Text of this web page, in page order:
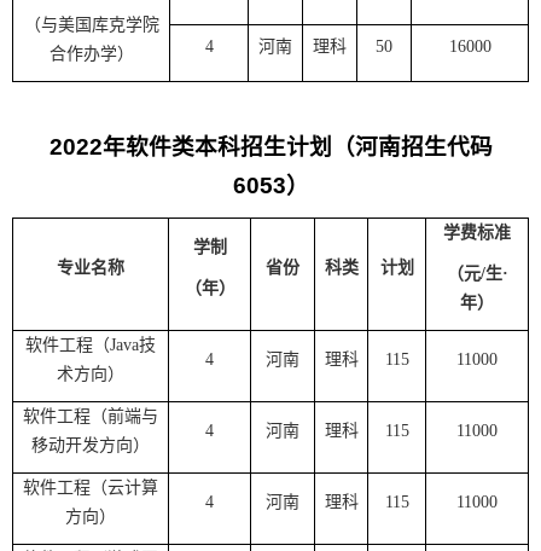
（与美国库克学院
合作办学）
4 河南 理科 50 16000
2022年软件类本科招生计划（河南招生代码
6053）
专业名称
学制
（年）
省份 科类 计划
学费标准
（元/生·
年）
软件工程（Java技
术方向）
4 河南 理科 115 11000
软件工程（前端与
移动开发方向）
4 河南 理科 115 11000
软件工程（云计算
方向）
4 河南 理科 115 11000